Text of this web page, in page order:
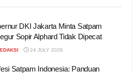
DKI Jakarta Minta Satpam
Sopir Alphard Tidak Dipecat
24 JULY 2026
Satpam Indonesia: Panduan